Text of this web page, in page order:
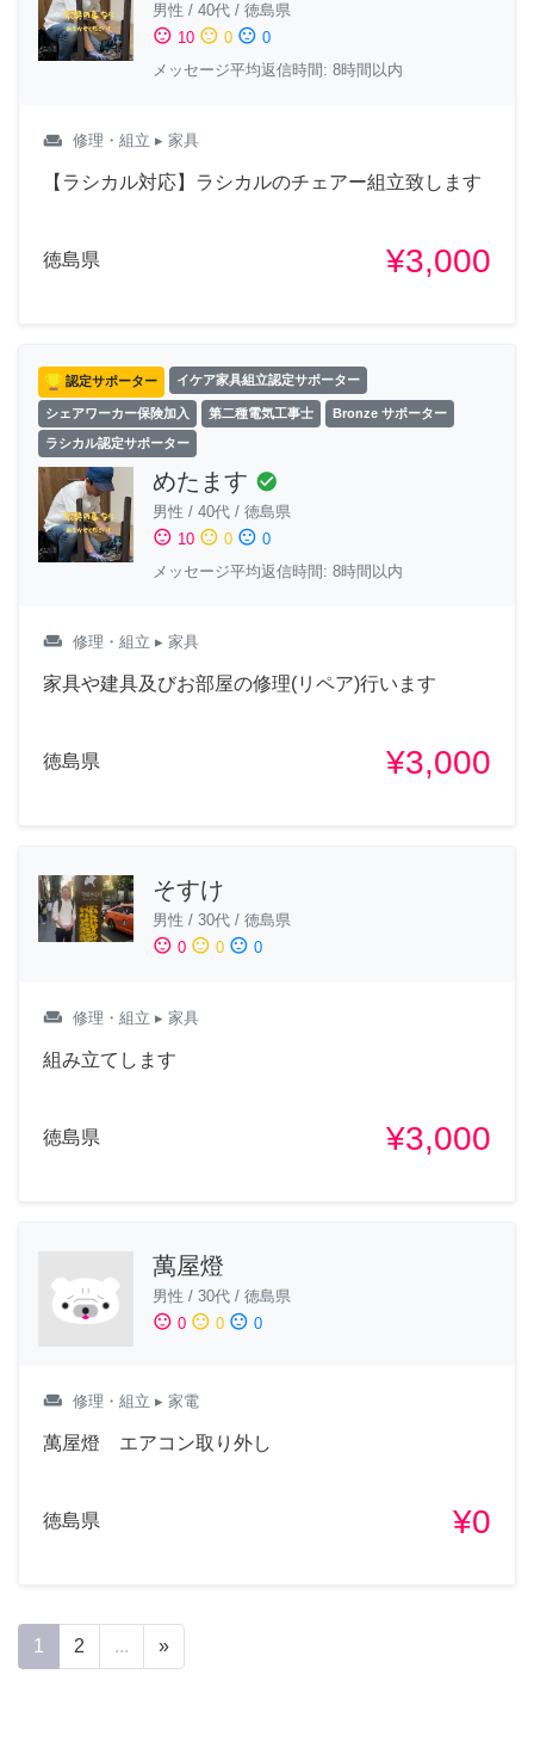
男性 / 40代 / 徳島県
sentiment_satisfied 10 sentiment_neutral 0 sentiment_dissatisfied 0
メッセージ平均返信時間: 8時間以内
weekend 修理・組立 ▸ 家具
【ラシカル対応】ラシカルのチェアー組立致します
徳島県 ¥3,000
認定サポーター イケア家具組立認定サポーター
シェアワーカー保険加入 第二種電気工事士 Bronze サポーター
ラシカル認定サポーター
めたます check_circle
男性 / 40代 / 徳島県
sentiment_satisfied 10 sentiment_neutral 0 sentiment_dissatisfied 0
メッセージ平均返信時間: 8時間以内
weekend 修理・組立 ▸ 家具
家具や建具及びお部屋の修理(リペア)行います
徳島県 ¥3,000
そすけ
男性 / 30代 / 徳島県
sentiment_satisfied 0 sentiment_neutral 0 sentiment_dissatisfied 0
weekend 修理・組立 ▸ 家具
組み立てします
徳島県 ¥3,000
萬屋燈
男性 / 30代 / 徳島県
sentiment_satisfied 0 sentiment_neutral 0 sentiment_dissatisfied 0
weekend 修理・組立 ▸ 家電
萬屋燈 エアコン取り外し
徳島県 ¥0
1 2 ... »